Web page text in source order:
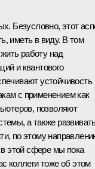
Безусловно, этот
иметь в виду. В том
работу над
и квантового
устойчивость
с применением как
позволяют
а также
по этому
этой сфере мы пока
коллеги тоже об этом